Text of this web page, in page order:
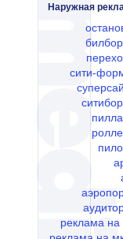
Наружная
сити-
реклама на